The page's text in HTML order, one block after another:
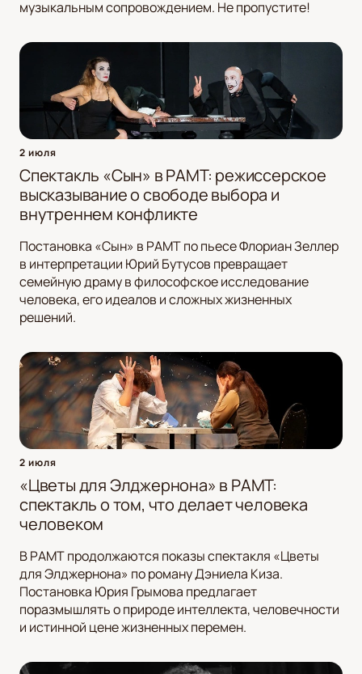
музыкальным сопровождением. Не пропустите!
2 июля
Спектакль «Сын» в РАМТ: режиссерское
высказывание о свободе выбора и
внутреннем конфликте
Постановка «Сын» в РАМТ по пьесе Флориан Зеллер
в интерпретации Юрий Бутусов превращает
семейную драму в философское исследование
человека, его идеалов и сложных жизненных
решений.
2 июля
«Цветы для Элджернона» в РАМТ:
спектакль о том, что делает человека
человеком
В РАМТ продолжаются показы спектакля «Цветы
для Элджернона» по роману Дэниела Киза.
Постановка Юрия Грымова предлагает
поразмышлять о природе интеллекта, человечности
и истинной цене жизненных перемен.